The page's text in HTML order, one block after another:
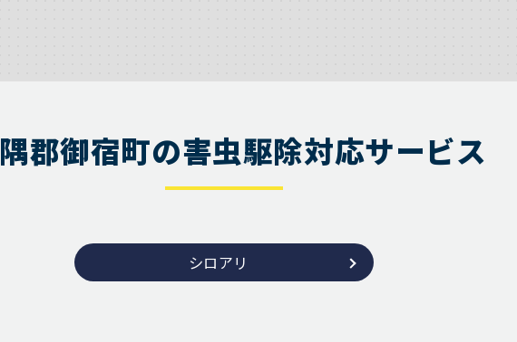
隅郡御宿町の害虫駆除対応サービス
シロアリ